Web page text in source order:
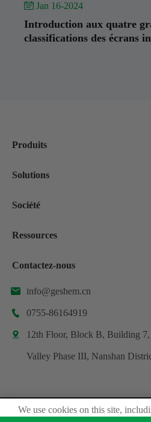
 Jan 16-2024
Introduction aux quatre
classifications des écrans
Produits
Solutions
Société
Ressources
Contactez-nous
 info@geshem.cn
 0755-86164919
 12th Floor, Block B, Building
Valley Phase III, Nanshan
Droit d'auteur ©Shenzhen
We use cookies on this site,